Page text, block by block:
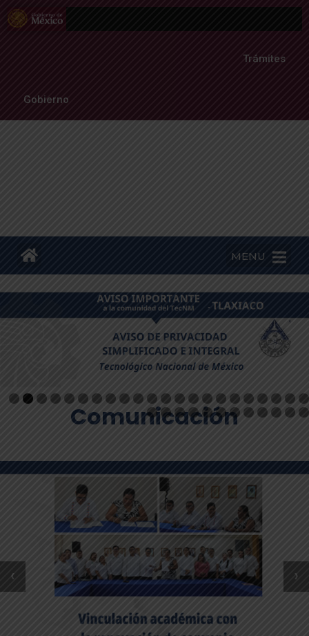
Trámites
Gobierno
MENU
Comunicación
‹ ›